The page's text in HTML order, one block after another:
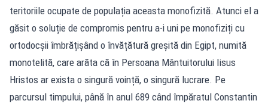
teritoriile ocupate de populația aceasta monofizită. Atunci el a
găsit o soluție de compromis pentru a-i uni pe monofiziți cu
ortodocșii îmbrățișând o învățătură greșită din Egipt, numită
monotelită, care arăta că în Persoana Mântuitorului Iisus
Hristos ar exista o singură voință, o singură lucrare. Pe
parcursul timpului, până în anul 689 când împăratul Constantin